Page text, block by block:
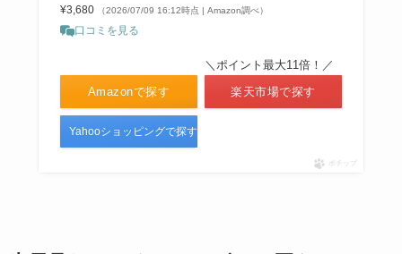
エンゼルパイは販売終了？ドンキ
やAmazonで売ってる？値段はい
くら？
¥3,680
（2026/07/09 16:12時点 | Amazon調べ）
口コミを見る
Amazonで探す
＼ポイント最大11倍！／
楽天市場で探す
Yahooショッピングで探す
ポチップ